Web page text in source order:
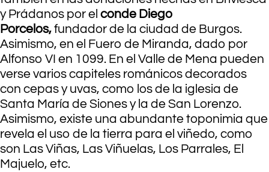
y Prádanos por el conde Diego
Porcelos,fundador de la ciudad de Burgos.
Asimismo, en el Fuero de Miranda, dado por
Alfonso VI en 1099. En el Valle de Mena pueden
verse varios capiteles románicos decorados
con cepas y uvas, como los de la iglesia de
Santa María de Siones y la de San Lorenzo.
Asimismo, existe una abundante toponimia que
revela el uso de la tierra para el viñedo, como
son Las Viñas, Las Viñuelas, Los Parrales, El
Majuelo, etc.